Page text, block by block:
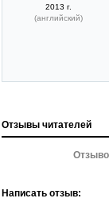
2013 г.
(английский)
Отзывы читателей
Написать отзыв: